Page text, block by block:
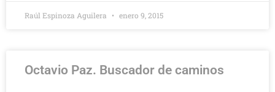
Raúl Espinoza Aguilera enero 9, 2015
Octavio Paz. Buscador de caminos